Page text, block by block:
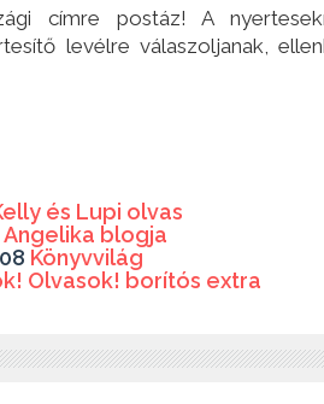
címre postáz! A
levélre válaszoljanak,
és Lupi olvas
Angelika blogja
Könyvvilág
Olvasok! borítós extra